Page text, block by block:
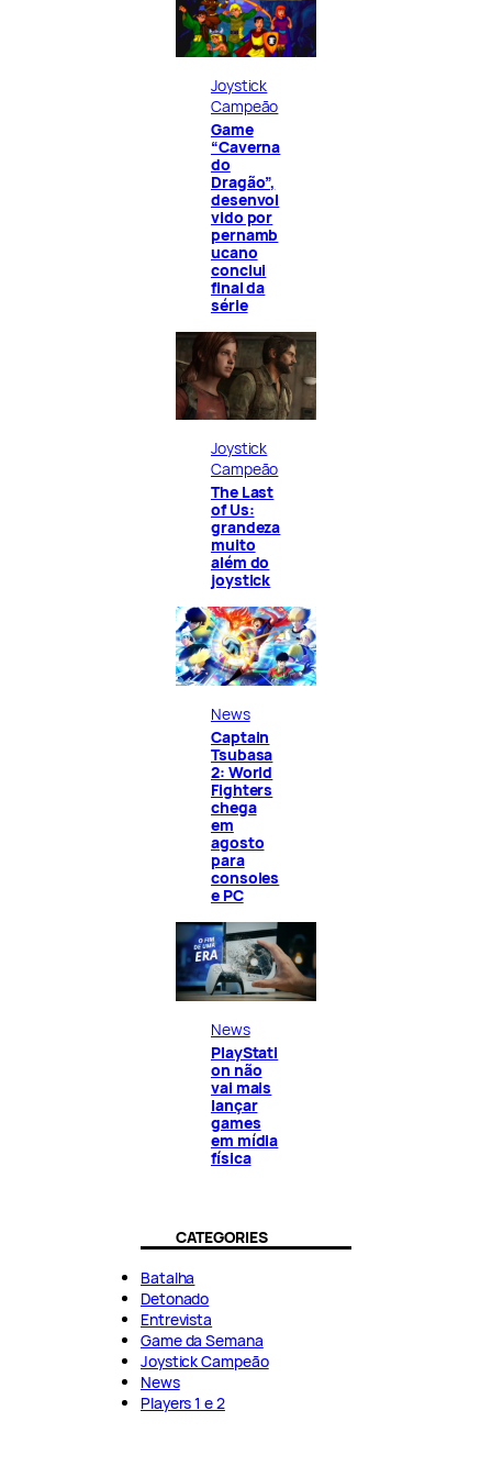
Joystick
Campeão
Game
“Caverna
do
Dragão”,
desenvol
vido por
pernamb
ucano
conclui
final da
série
Joystick
Campeão
The Last
of Us:
grandeza
muito
além do
joystick
News
Captain
Tsubasa
2: World
Fighters
chega
em
agosto
para
consoles
e PC
News
PlayStati
on não
vai mais
lançar
games
em mídia
física
CATEGORIES
Batalha
Detonado
Entrevista
Game da Semana
Joystick Campeão
News
Players 1 e 2